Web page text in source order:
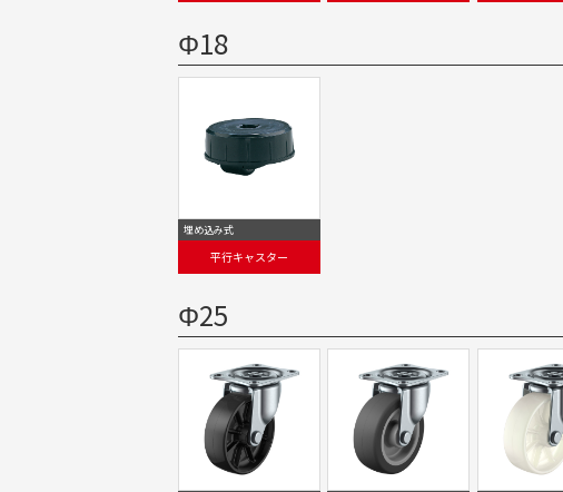
Φ18
埋め込み式
平行キャスター
Φ25